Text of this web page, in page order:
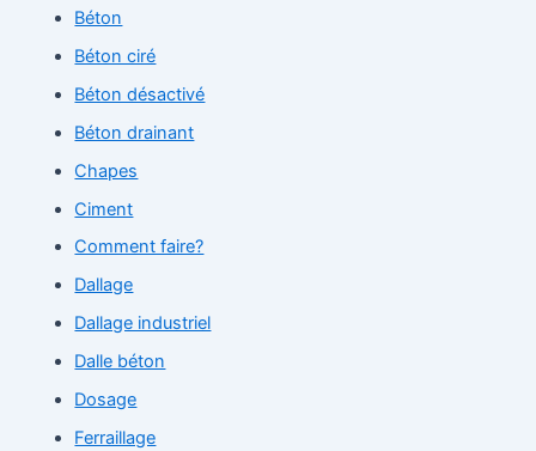
Béton
Béton ciré
Béton désactivé
Béton drainant
Chapes
Ciment
Comment faire?
Dallage
Dallage industriel
Dalle béton
Dosage
Ferraillage